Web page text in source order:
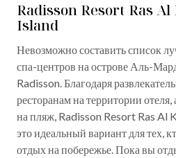
Radisson Resort Ras
Island
Невозможно составить список
спа-центров на острове Аль-
Radisson. Благодаря
ресторанам на территории
на пляж, Radisson Resort Ras Al
это идеальный вариант для тех,
отдых на побережье. Пока вы